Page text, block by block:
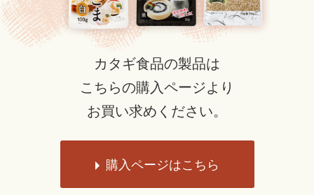
カタギ食品の製品は
こちらの購入ページより
お買い求めください。
購入ページはこちら